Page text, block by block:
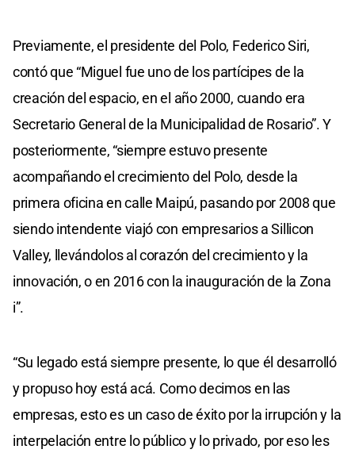
Previamente, el presidente del Polo, Federico Siri,
contó que “Miguel fue uno de los partícipes de la
creación del espacio, en el año 2000, cuando era
Secretario General de la Municipalidad de Rosario”. Y
posteriormente, “siempre estuvo presente
acompañando el crecimiento del Polo, desde la
primera oficina en calle Maipú, pasando por 2008 que
siendo intendente viajó con empresarios a Sillicon
Valley, llevándolos al corazón del crecimiento y la
innovación, o en 2016 con la inauguración de la Zona
i”.
“Su legado está siempre presente, lo que él desarrolló
y propuso hoy está acá. Como decimos en las
empresas, esto es un caso de éxito por la irrupción y la
interpelación entre lo público y lo privado, por eso les